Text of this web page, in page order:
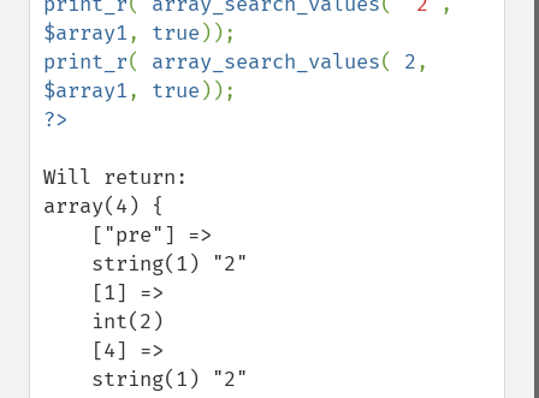
$array1, true
print_r( array_search_values( 2
$array1, true
Will return:
array(4) {